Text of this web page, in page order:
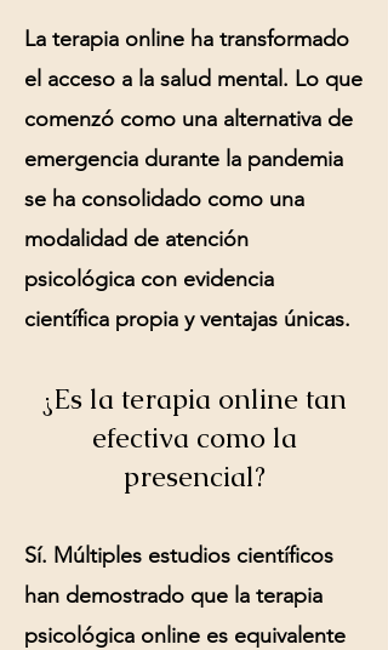
La terapia online ha transformado
el acceso a la salud mental. Lo que
comenzó como una alternativa de
emergencia durante la pandemia
se ha consolidado como una
modalidad de atención
psicológica con evidencia
científica propia y ventajas únicas.
¿Es la terapia online tan
efectiva como la
presencial?
Sí. Múltiples estudios científicos
han demostrado que la terapia
psicológica online es equivalente